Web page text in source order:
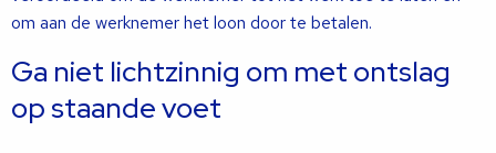
om aan de werknemer het loon door te betalen.
Ga niet lichtzinnig om met ontslag
op staande voet